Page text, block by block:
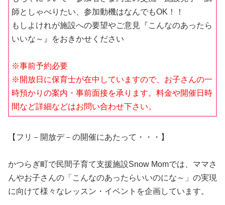
師としゃべりたい、参加動機はなんでもOK！！
もしよけれが施設への要望やご意見『こんなのあったら
いいな～』をおきかせください
※事前予約必要
※開放日に保育士が在中していますので、お子さんの一
時預かりの案内・事前面接を承ります。料金や開催日時
間など詳細などはお問い合わせ下さい。
【フリ－開放デ－の開催にあたって・・・】
かつらぎ町で民間子育て支援施設Snow Momでは、ママさ
んやお子さんの「こんなのあったらいいのにな～」の実現
に向けて様々なレッスン・イベントを企画しています。